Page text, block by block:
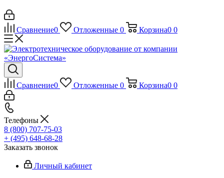
Сравнение0 Отложенные 0 Корзина0 0
Сравнение0 Отложенные 0 Корзина0 0
Телефоны
8 (800) 707-75-03
+ (495) 648-68-28
Заказать звонок
Личный кабинет